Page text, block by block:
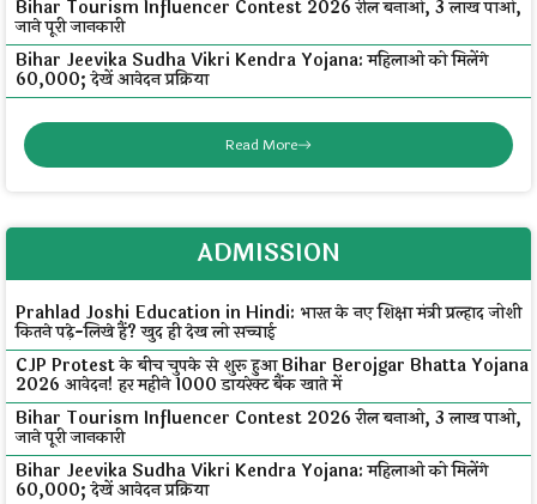
Bihar Tourism Influencer Contest 2026 रील बनाओ, ₹3 लाख पाओ,
जाने पूरी जानकारी
Bihar Jeevika Sudha Vikri Kendra Yojana: महिलाओं को मिलेंगे
₹60,000; देखें आवेदन प्रक्रिया
Read More
ADMISSION
Prahlad Joshi Education in Hindi: भारत के नए शिक्षा मंत्री प्रल्हाद जोशी
कितने पढ़े-लिखे हैं? खुद ही देख लो सच्चाई
CJP Protest के बीच चुपके से शुरू हुआ Bihar Berojgar Bhatta Yojana
2026 आवेदन! हर महीने ₹1000 डायरेक्ट बैंक खाते में
Bihar Tourism Influencer Contest 2026 रील बनाओ, ₹3 लाख पाओ,
जाने पूरी जानकारी
Bihar Jeevika Sudha Vikri Kendra Yojana: महिलाओं को मिलेंगे
₹60,000; देखें आवेदन प्रक्रिया